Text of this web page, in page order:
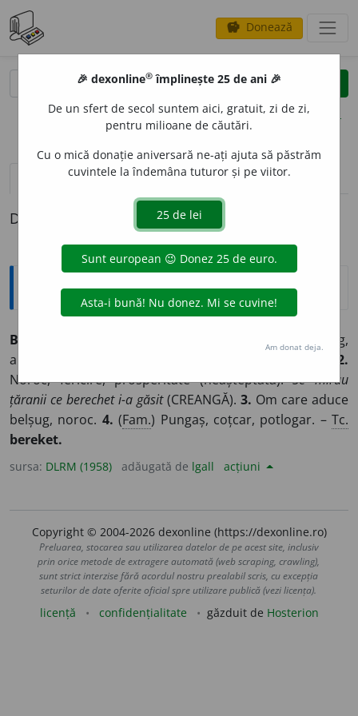
savings Donează
clear
opțiuni
definiții (1) pronunțievolume_up (19)
Definiția cu ID-ul 536397:
Explicative DEX
BERECH
Belșug,
abundență. ♦ (Adverbial) Din belșug, din abundență.
2.
Noroc, fericire, prosperitate (neașteptată).Se mirau
țăranii ce berechet i-a găsit(CREANGĂ). 3. Om care aduce
belșug, noroc. 4. (Fam.) Pungaș, coțcar, potlogar. – Tc.
bereket.
sursa: DLRM (1958) adăugată de lgall acțiuni
Copyright © 2004-2026 dexonline (https://dexonline.ro)
Preluarea, stocarea sau utilizarea datelor de pe acest site, inclusiv
prin orice metode de extragere automată (web scraping, crawling),
sunt strict interzise fără acordul nostru prealabil scris, cu excepția
seturilor de date oferite oficial spre utilizare publică (vezi licența).
licență confidențialitate găzduit de Hosterion
🎉 dexonline® împlinește 25 de ani 🎉
De un sfert de secol suntem aici, gratuit, zi de zi,
pentru milioane de căutări.
Cu o mică donație aniversară ne-ați ajuta să păstrăm
cuvintele la îndemâna tuturor și pe viitor.
Am donat deja.